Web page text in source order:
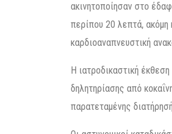
ακινητοποίησαν στο
περίπου 20 λεπτά, ακόμη
καρδιοαναπνευστική
Η ιατροδικαστική
δηλητηρίασης από
παρατεταμένης